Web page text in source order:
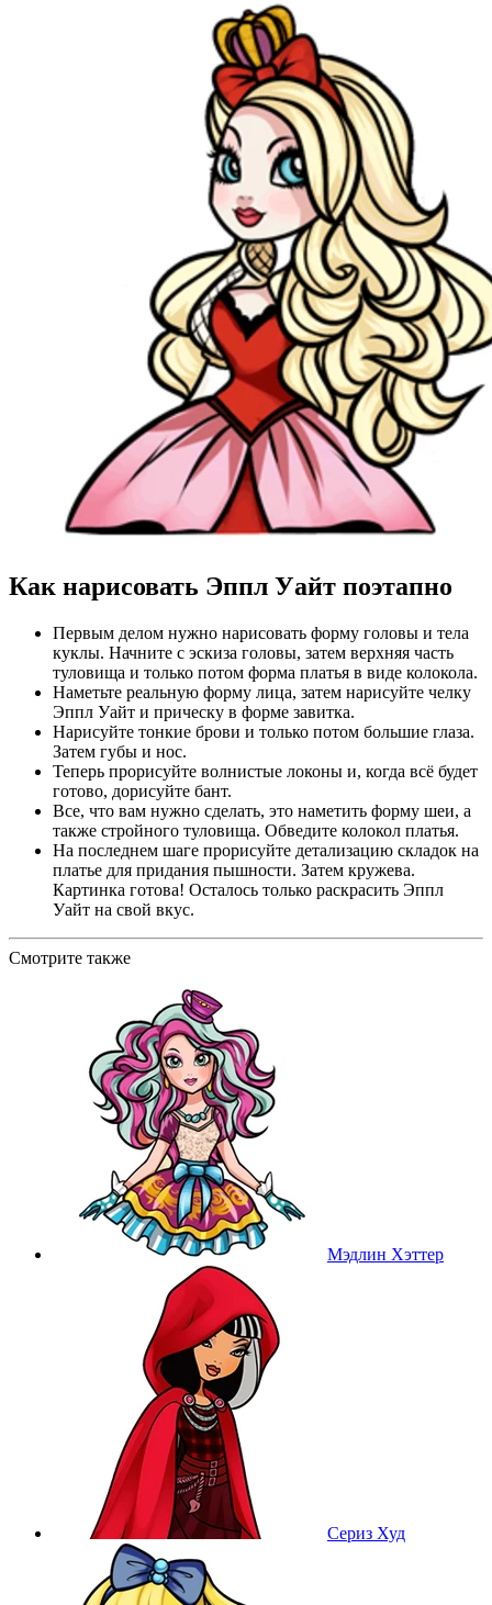
Как нарисовать Эппл Уайт поэтапно
Первым делом нужно нарисовать форму головы и тела
куклы. Начните с эскиза головы, затем верхняя часть
туловища и только потом форма платья в виде колокола.
Наметьте реальную форму лица, затем нарисуйте челку
Эппл Уайт и прическу в форме завитка.
Нарисуйте тонкие брови и только потом большие глаза.
Затем губы и нос.
Теперь прорисуйте волнистые локоны и, когда всё будет
готово, дорисуйте бант.
Все, что вам нужно сделать, это наметить форму шеи, а
также стройного туловища. Обведите колокол платья.
На последнем шаге прорисуйте детализацию складок на
платье для придания пышности. Затем кружева.
Картинка готова! Осталось только раскрасить Эппл
Уайт на свой вкус.
Смотрите также
Мэдлин Хэттер
Сериз Худ